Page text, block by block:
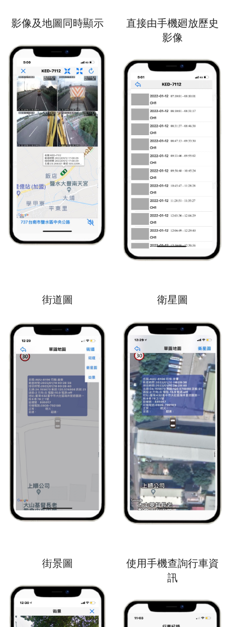
影像及地圖同時顯示
直接由手機廻放歷史
影像
街道圖 衛星圖
街景圖
使用手機查詢行車資
訊